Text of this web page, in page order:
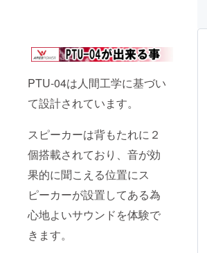
PTU-04は人間工学に基づい
て設計されています。
スピーカーは背もたれに２
個搭載されており、音が効
果的に聞こえる位置にス
ピーカーが設置してある為
心地よいサウンドを体験で
きます。